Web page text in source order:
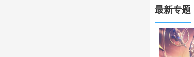
最新专题